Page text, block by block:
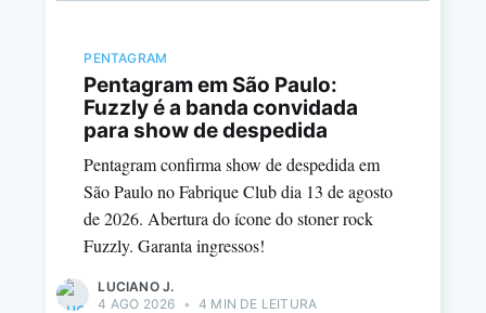
PENTAGRAM
Pentagram em São Paulo:
Fuzzly é a banda convidada
para show de despedida
Pentagram confirma show de despedida em
São Paulo no Fabrique Club dia 13 de agosto
de 2026. Abertura do ícone do stoner rock
Fuzzly. Garanta ingressos!
LUCIANO J.
4 AGO 2026 • 4 MIN DE LEITURA